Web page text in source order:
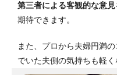
第三者による客観的な意見
期待できます。
また、プロから夫婦円満
でいた夫側の気持ちも軽く